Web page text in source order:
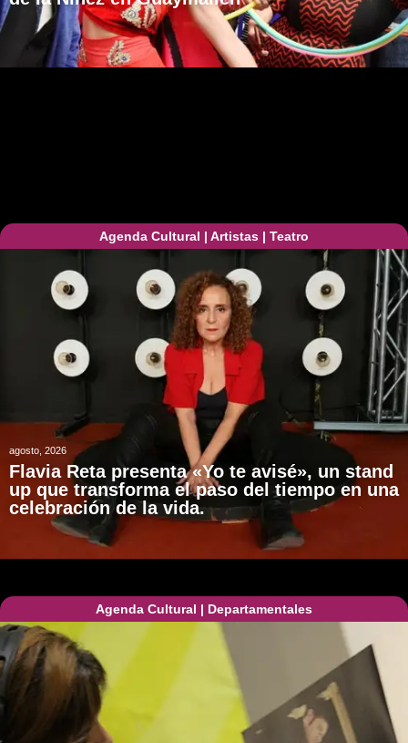
Agenda Cultural | Artistas | Teatro
agosto, 2026
Flavia Reta presenta «Yo te avisé», un stand
up que transforma el paso del tiempo en una
celebración de la vida.
Agenda Cultural | Departamentales